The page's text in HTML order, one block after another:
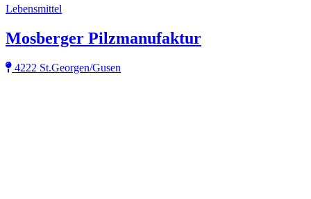
Lebensmittel
Mosberger Pilzmanufaktur
4222 St.Georgen/Gusen